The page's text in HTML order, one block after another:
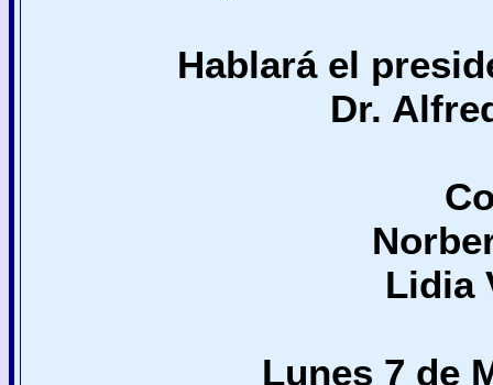
Hablará el
Dr.
Lidia
Lunes 7 de